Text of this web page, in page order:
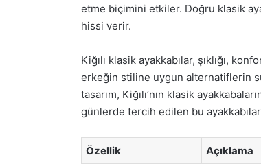
etme biçimini etkiler. Doğru klasik
hissi verir.
Kiğılı klasik ayakkabılar, şıklığı,
erkeğin stiline uygun alternatiflerin
tasarım, Kiğılı’nın klasik
günlerde tercih edilen bu
Özellik Açıklama